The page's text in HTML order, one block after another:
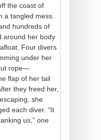
the coast of
a tangled mess.
hundreds of
around her body
Four divers
under her
rope—
flap of her tail
they freed her,
she
each diver. “It
us,” one